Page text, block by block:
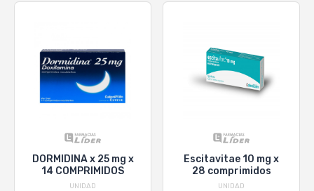
DORMIDINA x 25 mg x
14 COMPRIMIDOS
UNIDAD
Escitavitae 10 mg x
28 comprimidos
UNIDAD